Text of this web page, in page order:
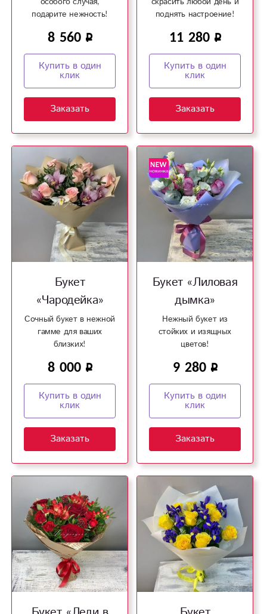
подарите нежность!
8 560
Купить в один
клик
Заказать
поднять настроение!
11 280
Купить в один
клик
Заказать
Букет
«Чародейка»
Сочный букет в нежной
гамме для ваших
близких!
8 000
Купить в один
клик
Заказать
Букет «Лиловая
дымка»
Нежный букет из
стойких и изящных
цветов!
9 280
Купить в один
клик
Заказать